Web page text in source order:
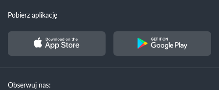
Pobierz aplikację
Obserwuj nas: